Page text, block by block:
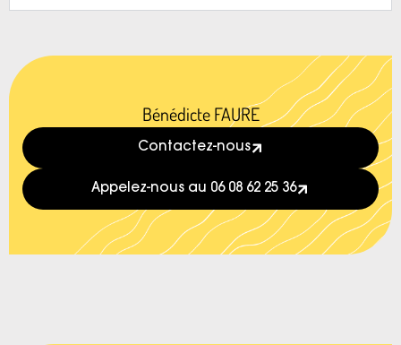
Bénédicte FAURE
Contactez-nous
Appelez-nous au 06 08 62 25 36